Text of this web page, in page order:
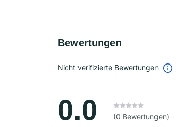
Bewertungen
Nicht verifizierte Bewertungen
0.0 (0 Bewertungen)